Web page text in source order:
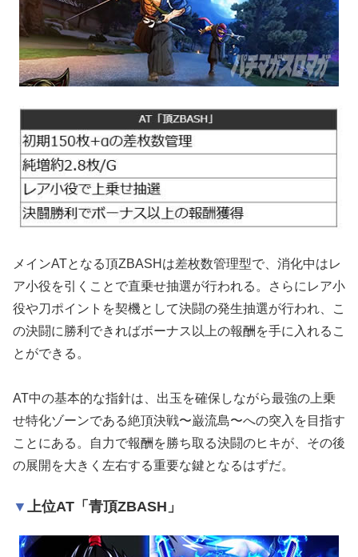
メインATとなる頂ZBASHは差枚数管理型で、消化中はレ
ア小役を引くことで直乗せ抽選が行われる。さらにレア小
役や刀ポイントを契機として決闘の発生抽選が行われ、こ
の決闘に勝利できればボーナス以上の報酬を手に入れるこ
とができる。
AT中の基本的な指針は、出玉を確保しながら最強の上乗
せ特化ゾーンである絶頂決戦〜巌流島〜への突入を目指す
ことにある。自力で報酬を勝ち取る決闘のヒキが、その後
の展開を大きく左右する重要な鍵となるはずだ。
上位AT「青頂ZBASH」